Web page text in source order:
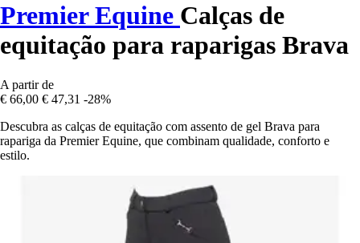
Premier Equine Calças de
equitação para raparigas Brava
A partir de
€ 66,00 € 47,31 -28%
Descubra as calças de equitação com assento de gel Brava para
rapariga da Premier Equine, que combinam qualidade, conforto e
estilo.